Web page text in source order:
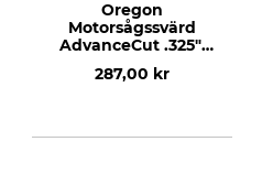
Oregon
Motorsågssvärd
AdvanceCut .325",
1,3 mm, 13", 56 DL
287,00 kr